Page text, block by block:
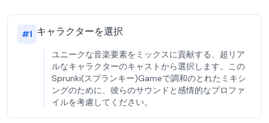
#1 キャラクターを選択
ユニークな音楽要素をミックスに貢献する、超リア
ルなキャラクターのキャストから選択します。この
Sprunki(スプランキー)Gameで調和のとれたミキシ
ングのために、彼らのサウンドと感情的なプロファ
イルを考慮してください。